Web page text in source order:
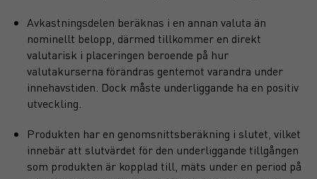
Avkastningsdelen beräknas i en annan valuta än
nominellt belopp, därmed tillkommer en direkt
valutarisk i placeringen beroende på hur
valutakurserna förändras gentemot varandra under
innehavstiden. Dock måste underliggande ha en positiv
utveckling.
Produkten har en genomsnittsberäkning i slutet, vilket
innebär att slutvärdet för den underliggande tillgången
som produkten är kopplad till, mäts under en period på